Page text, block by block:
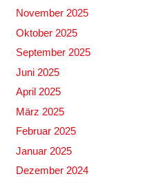
November 2025
Oktober 2025
September 2025
Juni 2025
April 2025
März 2025
Februar 2025
Januar 2025
Dezember 2024